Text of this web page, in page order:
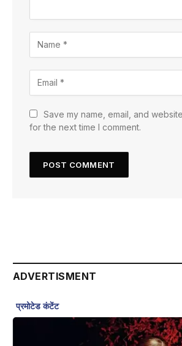
Save my name, email, and
for the next time I comment.
ADVERTISMENT